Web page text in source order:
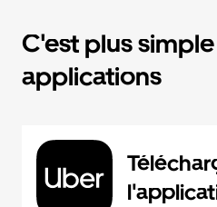
C'est plus
applications